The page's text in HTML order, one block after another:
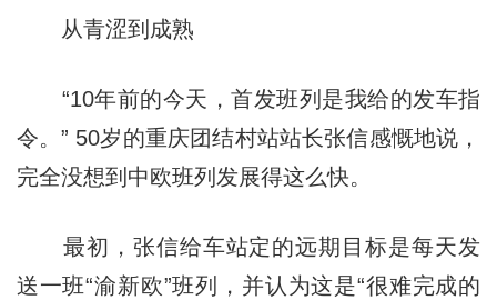
从青涩到成熟
“10年前的今天，首发班列是我给的发车指
令。” 50岁的重庆团结村站站长张信感慨地说，
完全没想到中欧班列发展得这么快。
最初，张信给车站定的远期目标是每天发
送一班“渝新欧”班列，并认为这是“很难完成的